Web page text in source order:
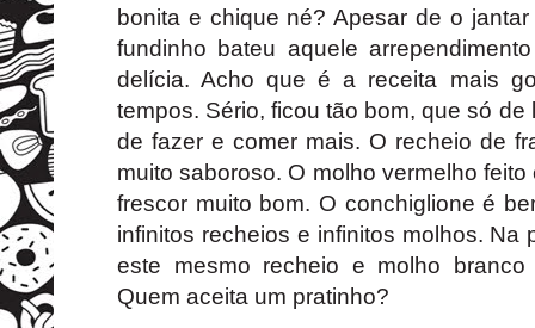
bonita e chique né? Apesar de o
fundinho bateu aquele
delícia. Acho que é a receita mais
tempos. Sério, ficou tão bom, que só
de fazer e comer mais. O recheio de
muito saboroso. O molho vermelho
frescor muito bom. O conchiglione é
infinitos recheios e infinitos molhos. Na
este mesmo recheio e molho branco
Quem aceita um pratinho?